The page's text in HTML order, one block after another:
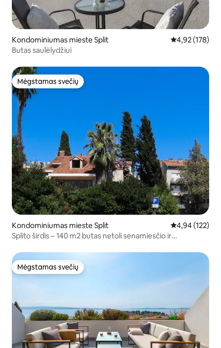
Kondominiumas mieste Split Vidutinis
4,92 (178)
Butas saulėlydžiui
Mėgstamas svečių
Mėgstamas svečių
Kondominiumas mieste Split Vidutinis
4,94 (122)
Splito širdis – 140 m2 butas netoli senamiesčio ir
Mėgstamas svečių
Mėgstamas svečių